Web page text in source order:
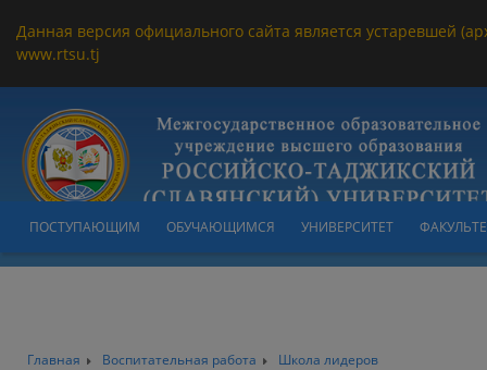
Данная версия официального сайта является устаревшей
www.rtsu.tj
ПОСТУПАЮЩИМ ОБУЧАЮЩИМСЯ УНИВЕРСИТЕТ
Главная Воспитательная работа Школа лидеров